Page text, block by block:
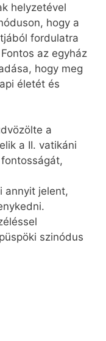
helyzetével
hogy a
fordulatra
az egyház
hogy meg
életét és
a
a II. vatikáni
annyit jelent,
szinódus